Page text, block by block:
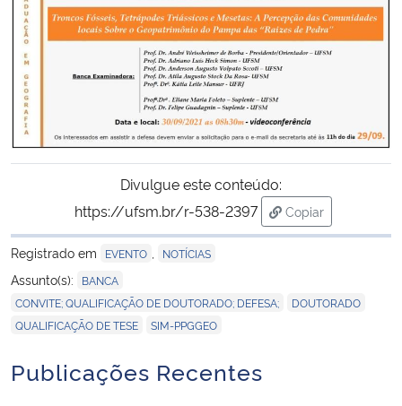
Controladoria-Geral da União
Ministério da Mulher, da Família e dos Direitos Humanos
Secretaria-Geral
Gabinete de Segurança Institucional
Advocacia-Geral da União
Banco Central do Brasil
Planalto
Divulgue este conteúdo:
https://ufsm.br/r-538-2397
Copiar
para área de
Registrado em
EVENTO NOTÍCIAS
Assunto(s): BANCA
CONVITE; QUALIFICAÇÃO DE DOUTORADO; DEFESA; DOUTORADO
QUALIFICAÇÃO DE TESE SIM-PPGGEO
Publicações Recentes